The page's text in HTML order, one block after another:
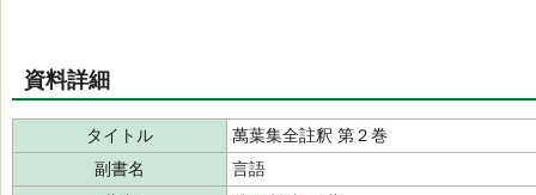
資料詳細
タイトル
萬葉集全註釈 第２巻
副書名
言語